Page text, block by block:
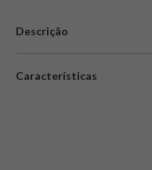
Descrição
Características